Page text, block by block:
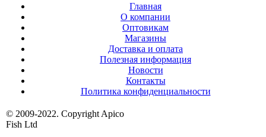
Главная
О компании
Оптовикам
Магазины
Доставка и оплата
Полезная информация
Новости
Контакты
Политика конфиденциальности
© 2009-2022. Copyright Apico
Fish Ltd